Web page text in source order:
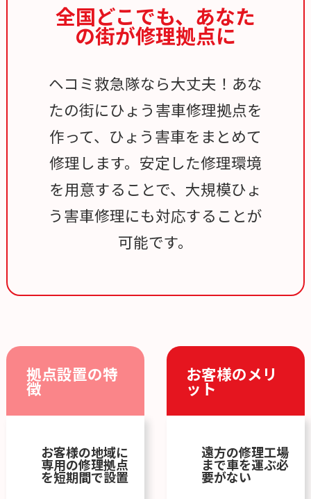
全国どこでも、 あなた
の街が修理拠点に
ヘコミ救急隊なら大丈夫！あな
たの街にひょう害車修理拠点を
作って、ひょう害車をまとめて
修理します。安定した修理環境
を用意することで、大規模ひょ
う害車修理にも対応することが
可能です。
拠点設置の特
徴
お客様の地域に
専用の修理拠点
を短期間で設置
お客様のメリ
ット
遠方の修理工場
まで車を運ぶ必
要がない